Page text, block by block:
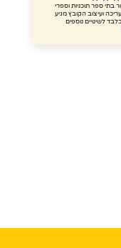
בתי ספר תוכניות וספרי
ועיצוב הקובץ מגיע
לשינויים נוספים
תלבושת בית הספר